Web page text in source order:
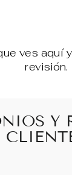
ves aquí
revisión.
Y